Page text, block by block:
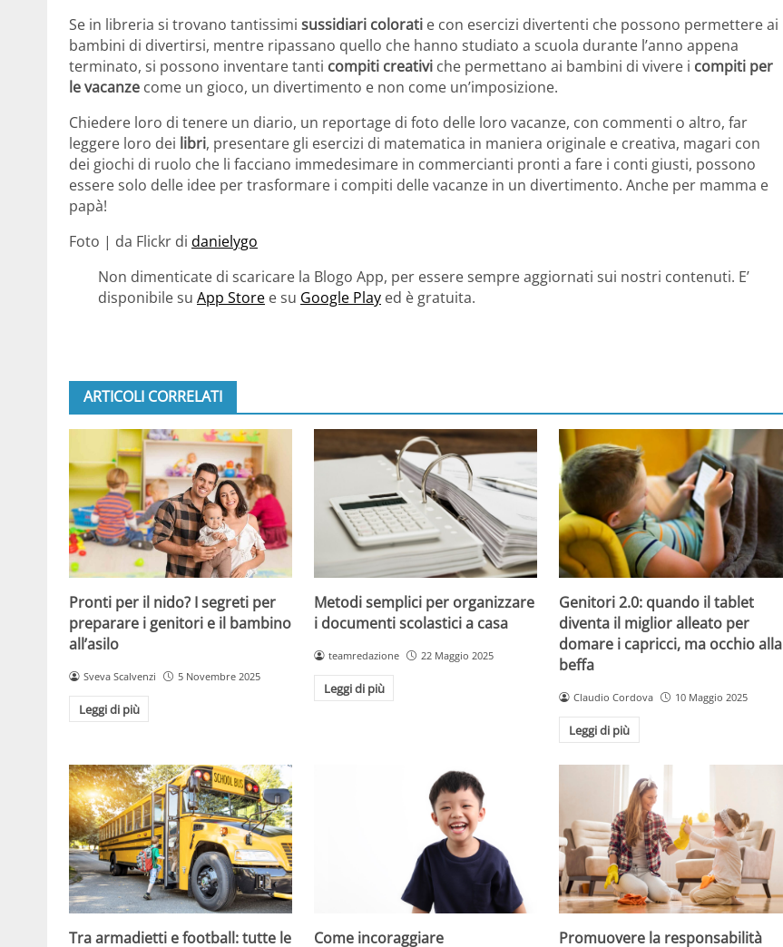
Se in libreria si trovano tantissimi sussidiari colorati e con esercizi divertenti che possono permettere ai
bambini di divertirsi, mentre ripassano quello che hanno studiato a scuola durante l’anno appena
terminato, si possono inventare tanti compiti creativi che permettano ai bambini di vivere i compiti per
le vacanze come un gioco, un divertimento e non come un’imposizione.
Chiedere loro di tenere un diario, un reportage di foto delle loro vacanze, con commenti o altro, far
leggere loro dei libri, presentare gli esercizi di matematica in maniera originale e creativa, magari con
dei giochi di ruolo che li facciano immedesimare in commercianti pronti a fare i conti giusti, possono
essere solo delle idee per trasformare i compiti delle vacanze in un divertimento. Anche per mamma e
papà!
Foto | da Flickr di danielygo
Non dimenticate di scaricare la Blogo App, per essere sempre aggiornati sui nostri contenuti. E’
disponibile su App Store e su Google Play ed è gratuita.
ARTICOLI CORRELATI
Pronti per il nido? I segreti per
preparare i genitori e il bambino
all’asilo
Sveva Scalvenzi 5 Novembre 2025
Leggi di più
Metodi semplici per organizzare
i documenti scolastici a casa
teamredazione 22 Maggio 2025
Leggi di più
Genitori 2.0: quando il tablet
diventa il miglior alleato per
domare i capricci, ma occhio alla
beffa
Claudio Cordova 10 Maggio 2025
Leggi di più
Tra armadietti e football: tutte le Come incoraggiare Promuovere la responsabilità